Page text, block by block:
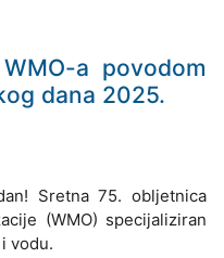
a povodom
dana 2025.
Sretna 75. obljetnica
(WMO) specijaliziran
vodu.